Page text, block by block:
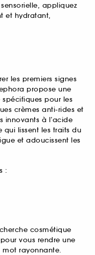
appliquez
et hydratant,
les premiers signes
propose une
pour les
crèmes anti-rides et
innovants à l’acide
lissent les traits du
et adoucissent les
:
cosmétique
vous rendre une
mot rayonnante.